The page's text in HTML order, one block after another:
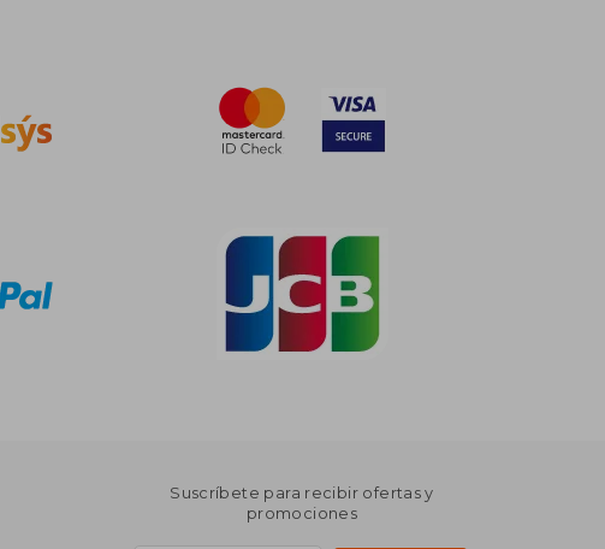
Suscríbete para recibir ofertas y
promociones